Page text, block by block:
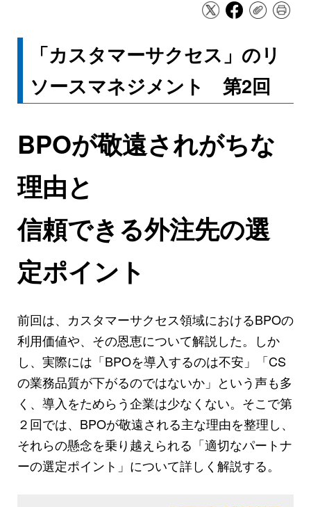
「カスタマーサクセス」のリ
ソースマネジメント 第2回
BPOが敬遠されがちな
理由と
信頼できる外注先の選
定ポイント
前回は、カスタマーサクセス領域におけるBPOの
利用価値や、その恩恵について解説した。しか
し、実際には「BPOを導入するのは不安」「CS
の業務品質が下がるのではないか」という声も多
く、導入をためらう企業は少なくない。そこで第
２回では、BPOが敬遠される主な理由を整理し、
それらの懸念を乗り越えられる「適切なパートナ
ーの選定ポイント」について詳しく解説する。